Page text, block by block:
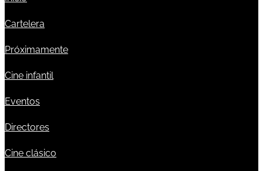
Cartelera
Próximamente
Cine infantil
Eventos
Directores
Cine clásico